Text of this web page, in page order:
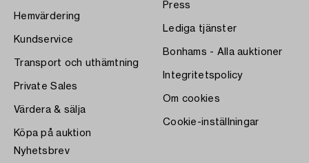
Hemvärdering
Kundservice
Transport och uthämtning
Private Sales
Värdera & sälja
Köpa på auktion
Press
Lediga tjänster
Bonhams - Alla auktioner
Integritetspolicy
Om cookies
Cookie-inställningar
Nyhetsbrev